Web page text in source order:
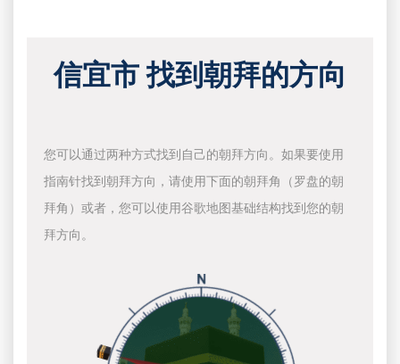
信宜市 找到朝拜的方向
您可以通过两种方式找到自己的朝拜方向。如果要使用
指南针找到朝拜方向，请使用下面的朝拜角（罗盘的朝
拜角）或者，您可以使用谷歌地图基础结构找到您的朝
拜方向。